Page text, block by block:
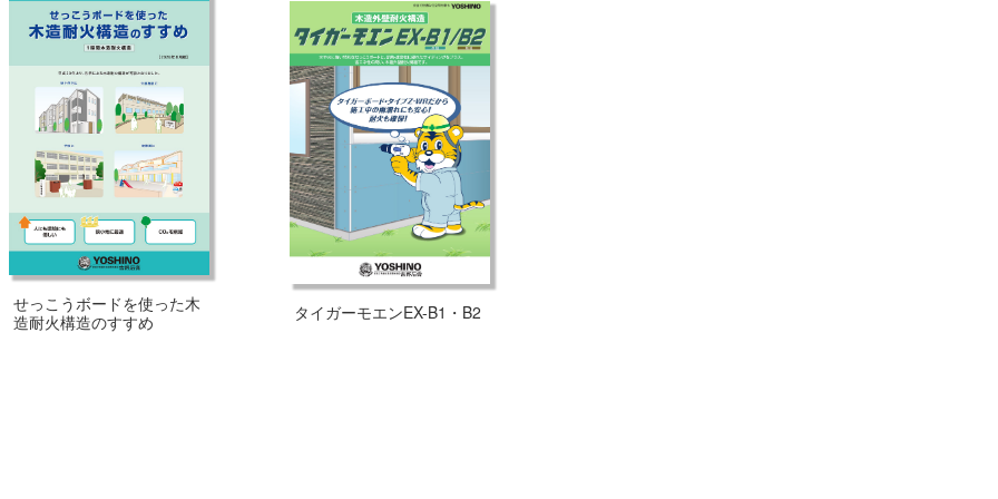
せっこうボードを使った木
造耐火構造のすすめ
タイガーモエンEX-B1・B2